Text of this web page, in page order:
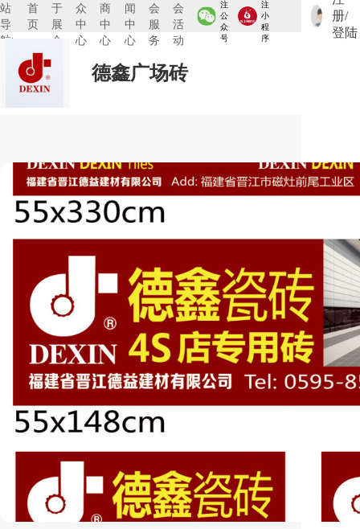
站
导
航:
首
页
于
展
会
众
中
心
商
中
心
闻
中
心
会
服
务
会
活
动
注
公
众
号
注
小
程
序
册/
登陆
德鑫广场砖